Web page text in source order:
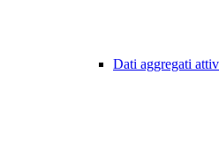
Dati aggregati